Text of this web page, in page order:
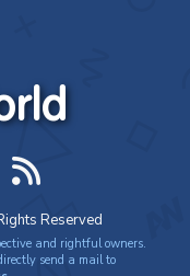
Reserved
and rightful owners.
send a mail to